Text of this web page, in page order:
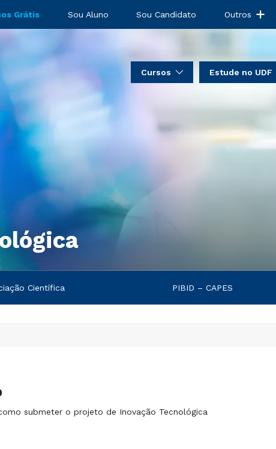
Grátis Sou Aluno Sou Candidato Outros
Cursos Estude no UDF
Científica PIBID – CAPES
submeter o projeto de Inovação Tecnológica